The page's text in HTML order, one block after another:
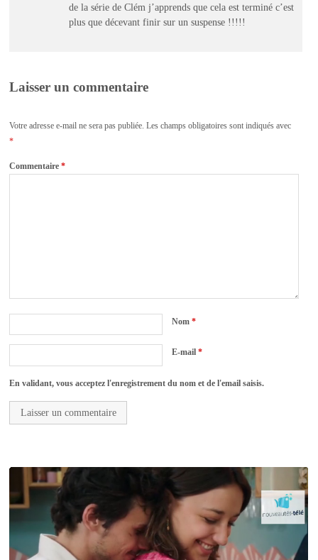
de la série de Clém j’apprends que cela est terminé c’est
plus que décevant finir sur un suspense !!!!!
Laisser un commentaire
Votre adresse e-mail ne sera pas publiée. Les champs obligatoires sont indiqués avec
*
Commentaire*
Nom*
E-mail*
En validant, vous acceptez l'enregistrement du nom et de l'email saisis.